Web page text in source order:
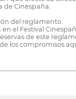
de Cinespaña.
del reglamento.
el Festival
de este
los compromisos